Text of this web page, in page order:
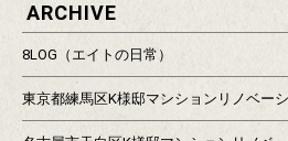
ARCHIVE
8LOG（エイトの日常）
東京都練馬区K様邸マンションリノベー